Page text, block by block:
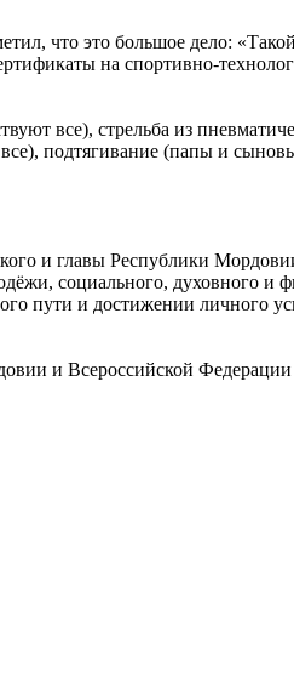
что это большое дело:
на спортивно-
все), стрельба из
подтягивание (папы и
и главы Республики
социального, духовного и
пути и достижении личного
и Всероссийской